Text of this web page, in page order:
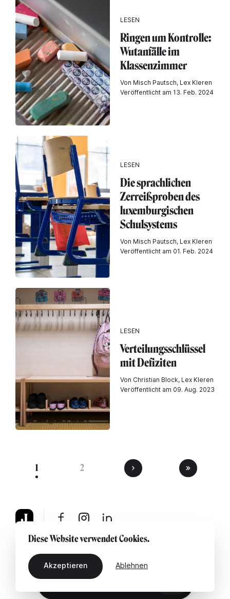
LESEN
Ringen um Kontrolle:
Wutanfälle im
Klassenzimmer
Von Misch Pautsch, Lex Kleren
Veröffentlicht am 13. Feb. 2024
LESEN
Die sprachlichen
Zerreißproben des
luxemburgischen
Schulsystems
Von Misch Pautsch, Lex Kleren
Veröffentlicht am 01. Feb. 2024
LESEN
Verteilungsschlüssel
mit Defiziten
Von Christian Block, Lex Kleren
Veröffentlicht am 09. Aug. 2023
1 2
Über uns Rechtshinweis Kontaktiere uns
Diese Website verwendet Cookies.
Akzeptieren Ablehnen